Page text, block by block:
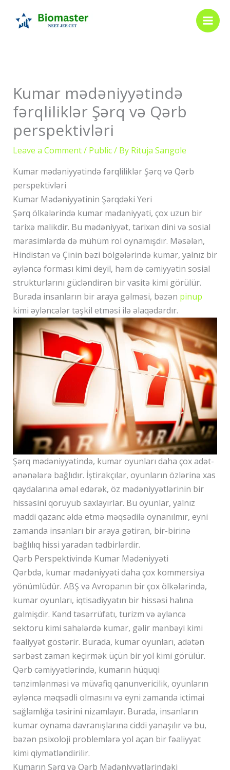
Kumar mədəniyyətində
fərqliliklər Şərq və Qərb
perspektivləri
Leave a Comment/ Public/ By Rituja Sangole
Kumar mədəniyyətində fərqliliklər Şərq və Qərb
perspektivləri
Kumar Mədəniyyətinin Şərqdəki Yeri
Şərq ölkələrində kumar mədəniyyəti, çox uzun bir
tarixə malikdir. Bu mədəniyyət, tarixən dini və sosial
mərasimlərdə də mühüm rol oynamışdır. Məsələn,
Hindistan və Çinin bəzi bölgələrində kumar, yalnız bir
əyləncə forması kimi deyil, həm də cəmiyyətin sosial
strukturlarını gücləndirən bir vasitə kimi görülür.
Burada insanların bir araya gəlməsi, bəzən pinup
kimi əyləncələr təşkil etməsi ilə əlaqədardır.
Şərq mədəniyyətində, kumar oyunları daha çox adət-
ənənələrə bağlıdır. İştirakçılar, oyunların özlərinə xas
qaydalarına əməl edərək, öz mədəniyyətlərinin bir
hissəsini qoruyub saxlayırlar. Bu oyunlar, yalnız
maddi qazanc əldə etmə məqsədilə oynanılmır, eyni
zamanda insanları bir araya gətirən, bir-birinə
bağlılıq hissi yaradan tədbirlərdir.
Qərb Perspektivində Kumar Mədəniyyəti
Qərbdə, kumar mədəniyyəti daha çox kommersiya
yönümlüdür. ABŞ və Avropanın bir çox ölkələrində,
kumar oyunları, iqtisadiyyatın bir hissəsi halına
gəlmişdir. Kənd təsərrüfatı, turizm və əyləncə
sektoru kimi sahələrdə kumar, gəlir mənbəyi kimi
fəaliyyət göstərir. Burada, kumar oyunları, adətən
sərbəst zaman keçirmək üçün bir yol kimi görülür.
Qərb cəmiyyətlərində, kumarın hüquqi
tənzimlənməsi və müvafiq qanunvericilik, oyunların
əyləncə məqsədli olmasını və eyni zamanda ictimai
sağlamlığa təsirini nizamlayır. Burada, insanların
kumar oynama davranışlarına ciddi yanaşılır və bu,
bəzən psixoloji problemlərə yol açan bir fəaliyyət
kimi qiymətləndirilir.
Kumarın Şərq və Qərb Mədəniyyətlərindəki